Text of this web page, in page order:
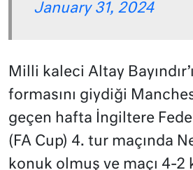
January 31, 2024
Milli kaleci Altay
formasını giydiği
geçen hafta İngiltere
(FA Cup) 4. tur maçında
konuk olmuş ve maçı 4-2